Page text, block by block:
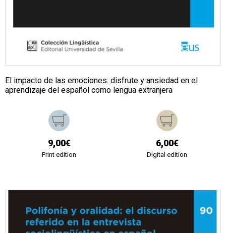
El impacto de las emociones: disfrute y ansiedad en el
aprendizaje del español como lengua extranjera
9,00€
Print edition
6,00€
Digital edition